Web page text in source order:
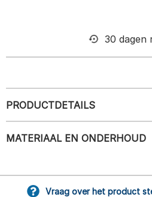
30 dagen
PRODUCTDETAILS
MATERIAAL EN ONDERHOUD
Vraag over het product